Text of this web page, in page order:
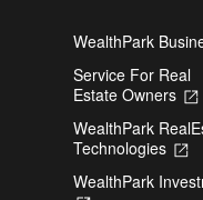
WealthPark
Service For Real
Estate Owners
WealthPark
Technologies
a
WealthPark